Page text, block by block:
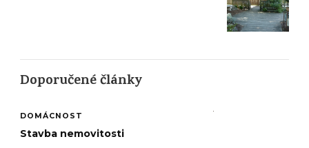
Doporučené články
DOMÁCNOST
Stavba nemovitosti